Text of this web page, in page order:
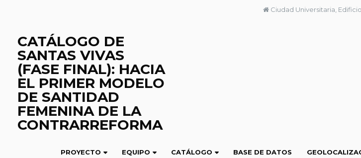
Ciudad Universitaria,
CATÁLOGO DE
SANTAS VIVAS
(FASE FINAL): HACIA
EL PRIMER MODELO
DE SANTIDAD
FEMENINA DE LA
CONTRARREFORMA
PROYECTO EQUIPO CATÁLOGO BASE DE DATOS